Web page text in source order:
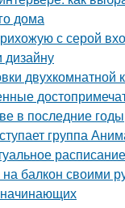
дома
с серой
дизайну
в последние годы
группа
расписание
балкон своими
начинающих